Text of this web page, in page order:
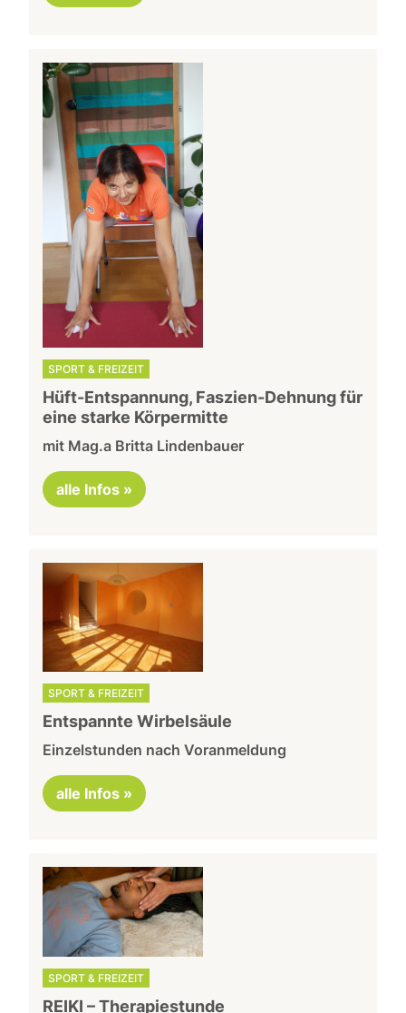
SPORT & FREIZEIT
Hüft-Entspannung, Faszien-Dehnung für
eine starke Körpermitte
mit Mag.a Britta Lindenbauer
alle Infos »
SPORT & FREIZEIT
Entspannte Wirbelsäule
Einzelstunden nach Voranmeldung
alle Infos »
SPORT & FREIZEIT
REIKI – Therapiestunde